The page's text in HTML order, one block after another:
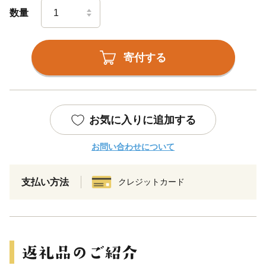
数量
寄付する
お気に入りに追加する
お問い合わせについて
支払い方法 クレジットカード